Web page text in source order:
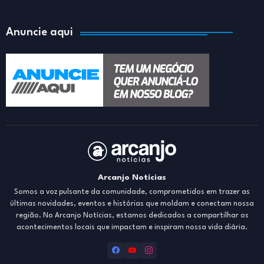
Anuncie aqui
Arcanjo Notícias
Somos a voz pulsante da comunidade, comprometidos em trazer as
últimas novidades, eventos e histórias que moldam e conectam nossa
região. No Arcanjo Notícias, estamos dedicados a compartilhar os
acontecimentos locais que impactam e inspiram nossa vida diária.